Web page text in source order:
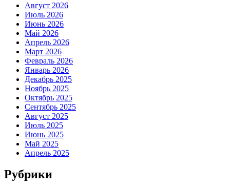
Август 2026
Июль 2026
Июнь 2026
Май 2026
Апрель 2026
Март 2026
Февраль 2026
Январь 2026
Декабрь 2025
Ноябрь 2025
Октябрь 2025
Сентябрь 2025
Август 2025
Июль 2025
Июнь 2025
Май 2025
Апрель 2025
Рубрики